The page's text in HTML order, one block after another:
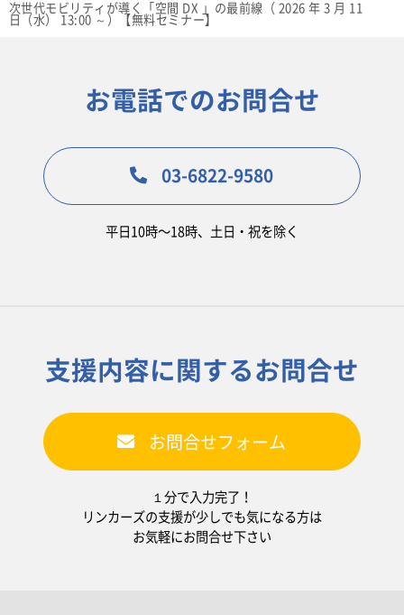
次世代モビリティが導く「空間 DX 」の最前線（ 2026 年 3 月 11
日（水） 13:00 ～）【無料セミナー】
お電話でのお問合せ
03-6822-9580
平日10時〜18時、土日・祝を除く
支援内容に関するお問合せ
お問合せフォーム
１分で入力完了！
リンカーズの支援が少しでも気になる方は
お気軽にお問合せ下さい